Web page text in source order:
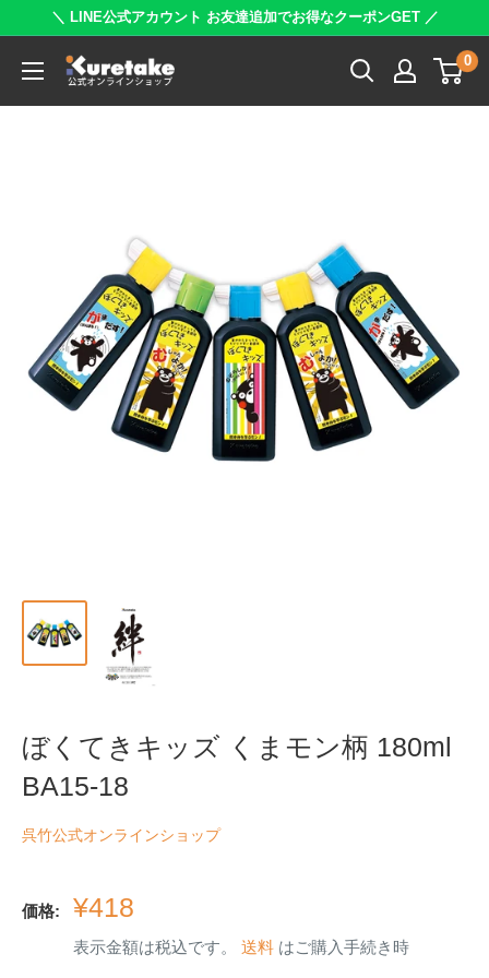
ン
＼ LINE公式アカウント お友達追加でお得なクーポンGET ／
呉
ン
シ
ョ
ッ
0
ぼくてきキッズ くまモン柄 180ml
BA15-18
呉竹公式オンラインショップ
価格:
販
売
価
¥418
表示金額は税込です。 送料 はご購入手続き時